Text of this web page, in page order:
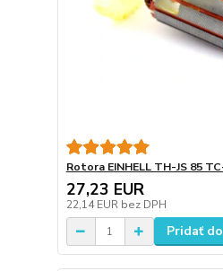
Rotora EINHELL TH-JS 85
27,23 EUR
22,14 EUR bez DPH
Pridať